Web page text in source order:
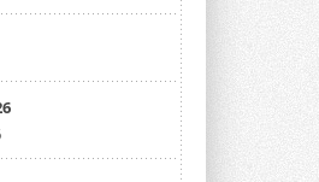
чиллер AquaEdge
R1234ze ...
систем